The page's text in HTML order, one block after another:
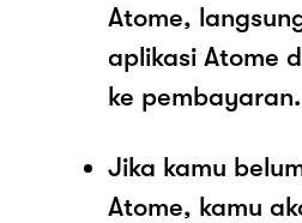
Atome,
aplikasi Atome
ke pembayaran.
Jika kamu
Atome, kamu